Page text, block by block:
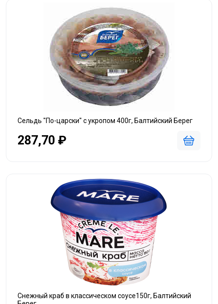
Сельдь "По-царски" с укропом 400г, Балтийский Берег
287,70 ₽
Снежный краб в классическом соусе150г, Балтийский